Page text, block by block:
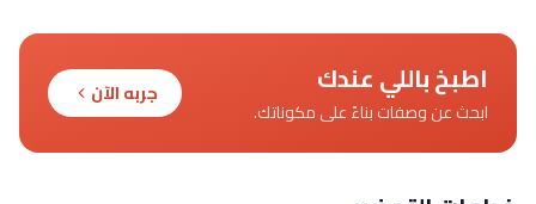
اطبخ باللي عندك
ابحث عن وصفات بناءً على مكوناتك.
جربه الآن